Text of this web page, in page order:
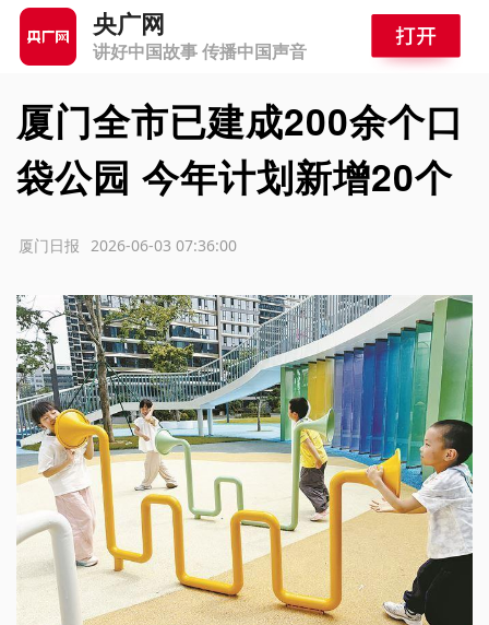
央广网
讲好中国故事 传播中国声音
厦门全市已建成200余个口
袋公园 今年计划新增20个
2026-06-03 07:36:00
厦门日报